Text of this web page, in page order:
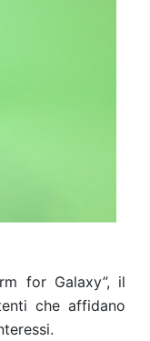
for Galaxy”, il
che affidano